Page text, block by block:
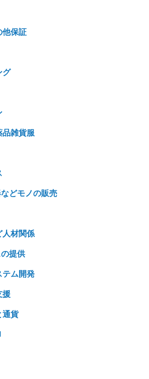
他保証
グ
品雑貨服
どモノの販売
人材関係
提供
テム開発
援
通貨